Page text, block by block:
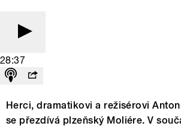
28:37
Herci, dramatikovi a režisérovi
se přezdívá plzeňský Moliére. V